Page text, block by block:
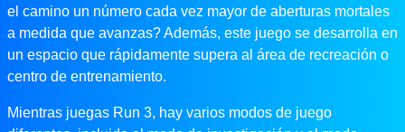
el camino un número cada vez mayor de aberturas mortales
a medida que avanzas? Además, este juego se desarrolla en
un espacio que rápidamente supera al área de recreación o
centro de entrenamiento.
Mientras juegas Run 3, hay varios modos de juego